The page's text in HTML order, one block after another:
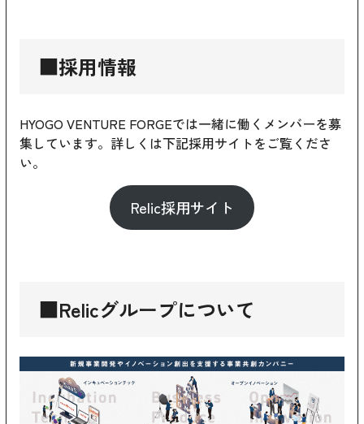
■採用情報
HYOGO VENTURE FORGEでは一緒に働くメンバーを募
集しています。詳しくは下記採用サイトをご覧くださ
い。
Relic採用サイト
■Relicグループについて